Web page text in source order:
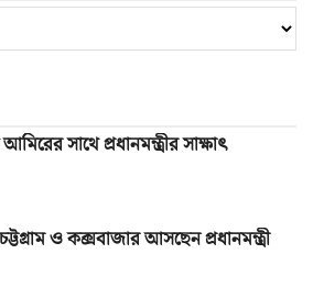
সাথে প্রধানমন্ত্রীর সাক্ষাৎ
ও কক্সবাজার আসছেন প্রধানমন্ত্রী